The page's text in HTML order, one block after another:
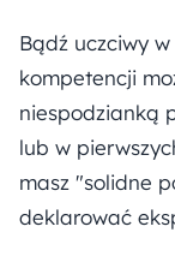
Bądź uczciwy
kompetencji
niespodzianką
lub w
masz "solidne
deklarować